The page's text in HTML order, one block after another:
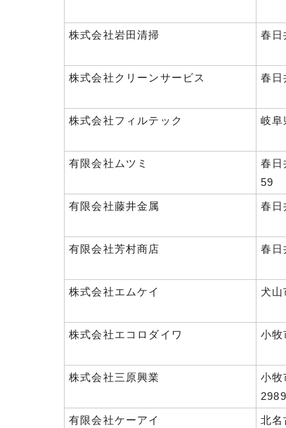
株式会社岩田清掃 春日
株式会社クリーンサービス 春日
株式会社フィルテック 岐阜
有限会社ムツミ
春日
59
有限会社藤井金属 春日
有限会社芳村商店 春日
株式会社エムケイ 犬
株式会社エコロダイワ 小牧
株式会社三原興業
小牧
2989
有限会社ケーアイ 北名